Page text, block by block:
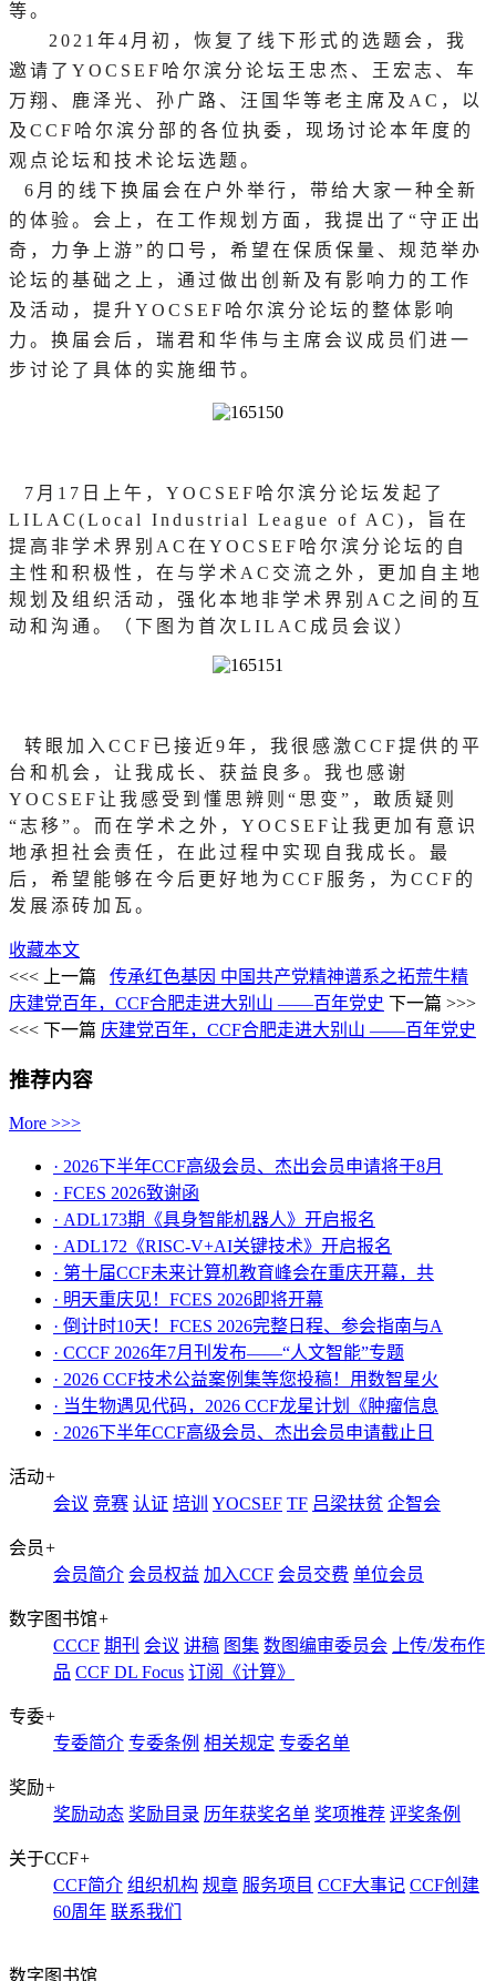
等。
2021年4月初，恢复了线下形式的选题会，我
邀请了YOCSEF哈尔滨分论坛王忠杰、王宏志、车
万翔、鹿泽光、孙广路、汪国华等老主席及AC，以
及CCF哈尔滨分部的各位执委，现场讨论本年度的
观点论坛和技术论坛选题。
6月的线下换届会在户外举行，带给大家一种全新
的体验。会上，在工作规划方面，我提出了“守正出
奇，力争上游”的口号，希望在保质保量、规范举办
论坛的基础之上，通过做出创新及有影响力的工作
及活动，提升YOCSEF哈尔滨分论坛的整体影响
力。换届会后，瑞君和华伟与主席会议成员们进一
步讨论了具体的实施细节。
7月17日上午，YOCSEF哈尔滨分论坛发起了
LILAC(Local Industrial League of AC)，旨在
提高非学术界别AC在YOCSEF哈尔滨分论坛的自
主性和积极性，在与学术AC交流之外，更加自主地
规划及组织活动，强化本地非学术界别AC之间的互
动和沟通。（下图为首次LILAC成员会议）
转眼加入 CCF已接近9年，我很感激CCF提供的平
台和机会，让我成长、获益良多。我也感谢
YOCSEF让我感受到懂思辨则“思变”，敢质疑则
“志移”。而在学术之外，YOCSEF让我更加有意识
地承担社会责任，在此过程中实现自我成长。最
后，希望能够在今后更好地为CCF服务，为CCF的
发展添砖加瓦。
收藏本文
<<< 上一篇
传承红色基因 中国共产党精神谱系之拓荒牛精
庆建党百年，CCF合肥走进大别山 ——百年党史 下一篇 >>>
<<< 下一篇 庆建党百年，CCF合肥走进大别山 ——百年党史
推荐内容
More >>>
· 2026下半年CCF高级会员、杰出会员申请将于8月
· FCES 2026致谢函
· ADL173期《具身智能机器人》开启报名
· ADL172《RISC-V+AI关键技术》开启报名
· 第十届CCF未来计算机教育峰会在重庆开幕，共
· ​明天重庆见！FCES 2026即将开幕
· 倒计时10天！FCES 2026完整日程、参会指南与A
· CCCF 2026年7月刊发布——“人文智能”专题
· 2026 CCF技术公益案例集等您投稿！用数智星火
· 当生物遇见代码，2026 CCF龙星计划《肿瘤信息
· 2026下半年CCF高级会员、杰出会员申请截止日
活动+
会议 竞赛 认证 培训 YOCSEF TF 吕梁扶贫 企智会
会员+
会员简介 会员权益 加入CCF 会员交费 单位会员
数字图书馆+
CCCF 期刊 会议 讲稿 图集 数图编审委员会
上传/发布作
品 CCF DL Focus 订阅《计算》
专委+
专委简介 专委条例 相关规定 专委名单
奖励+
奖励动态 奖励目录 历年获奖名单 奖项推荐 评奖条例
关于CCF+
CCF简介 组织机构 规章 服务项目 CCF大事记 CCF创建
60周年 联系我们
数字图书馆